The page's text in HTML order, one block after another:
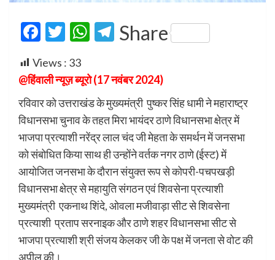
Facebook
Twitter
WhatsApp
Telegram
Share
Views : 33
@हिंवाली न्यूज़ ब्यूरो (17 नवंबर 2024)
रविवार को उत्तराखंड के मुख्यमंत्री पुष्कर सिंह धामी ने महाराष्ट्र
विधानसभा चुनाव के तहत मिरा भायंदर ठाणे विधानसभा क्षेत्र में
भाजपा प्रत्याशी नरेंद्र लाल चंद जी मेहता के समर्थन में जनसभा
को संबोधित किया साथ ही उन्होंने वर्तक नगर ठाणे (ईस्ट) में
आयोजित जनसभा के दौरान संयुक्त रूप से कोपरी-पचपखड़ी
विधानसभा क्षेत्र से महायुति संगठन एवं शिवसेना प्रत्याशी
मुख्यमंत्री एकनाथ शिंदे, ओवला मजीवाड़ा सीट से शिवसेना
प्रत्याशी प्रताप सरनाइक और ठाणे शहर विधानसभा सीट से
भाजपा प्रत्याशी श्री संजय केलकर जी के पक्ष में जनता से वोट की
अपील की।